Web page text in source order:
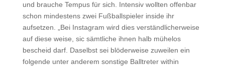
und brauche Tempus für sich. Intensiv wollten offenbar
schon mindestens zwei Fußballspieler inside ihr
aufsetzen. „Bei Instagram wird dies verständlicherweise
auf diese weise, sic sämtliche ihnen halb mühelos
bescheid darf. Daselbst sei blöderweise zuweilen ein
folgende unter anderem sonstige Balltreter within